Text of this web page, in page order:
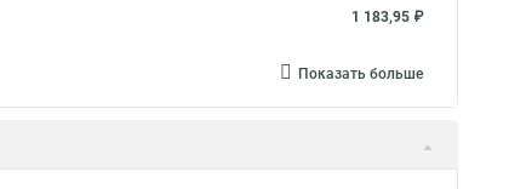
1 183,95 ₽
Показать больше